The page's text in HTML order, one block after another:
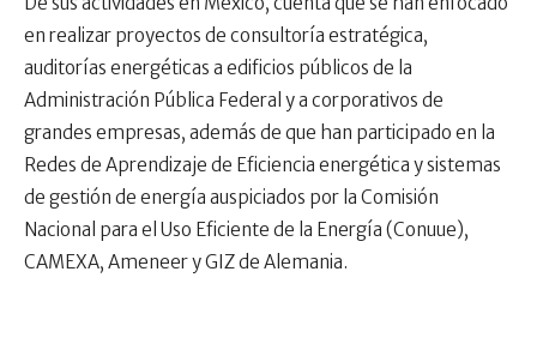
en realizar proyectos de consultoría estratégica,
auditorías energéticas a edificios públicos de la
Administración Pública Federal y a corporativos de
grandes empresas, además de que han participado en la
Redes de Aprendizaje de Eficiencia energética y sistemas
de gestión de energía auspiciados por la Comisión
Nacional para el Uso Eficiente de la Energía (Conuue),
CAMEXA, Ameneer y GIZ de Alemania.